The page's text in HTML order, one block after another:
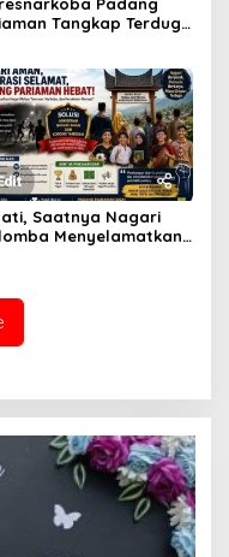
Tangkap Terduga
Saatnya Nagari
Menyelamatkan